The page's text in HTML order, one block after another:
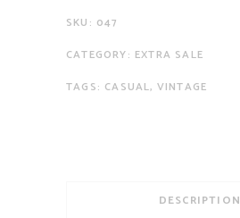
SKU: 047
CATEGORY: EXTRA SALE
TAGS: CASUAL, VINTAGE
DESCRIPTION